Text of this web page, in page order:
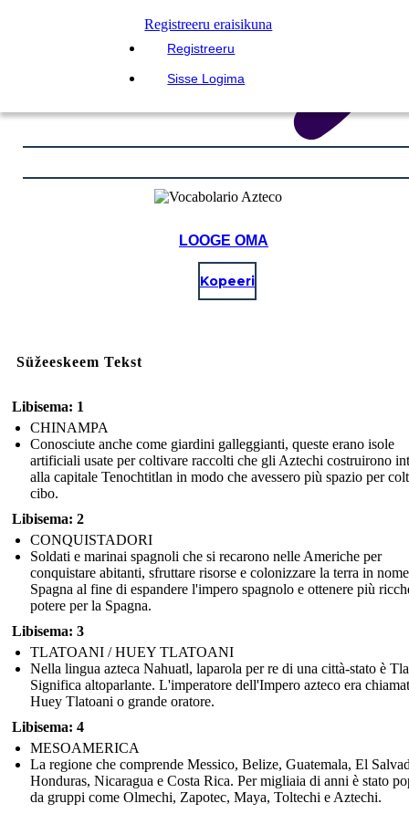
Registreeru eraisikuna
Registreeru
Sisse Logima
LOOGE OMA
Kopeeri
Süžeeskeem Tekst
Libisema: 1
CHINAMPA
Conosciute anche come giardini galleggianti, queste erano isole
artificiali usate per coltivare raccolti che gli Aztechi costruirono
alla capitale Tenochtitlan in modo che avessero più spazio per
cibo.
Libisema: 2
CONQUISTADORI
Soldati e marinai spagnoli che si recarono nelle Americhe per
conquistare abitanti, sfruttare risorse e colonizzare la terra in
Spagna al fine di espandere l'impero spagnolo e ottenere più
potere per la Spagna.
Libisema: 3
TLATOANI / HUEY TLATOANI
Nella lingua azteca Nahuatl, laparola per re di una città-stato è
Significa altoparlante. L'imperatore dell'Impero azteco era
Huey Tlatoani o grande oratore.
Libisema: 4
MESOAMERICA
La regione che comprende Messico, Belize, Guatemala, El
Honduras, Nicaragua e Costa Rica. Per migliaia di anni è stato
da gruppi come Olmechi, Zapotec, Maya, Toltechi e Aztechi.